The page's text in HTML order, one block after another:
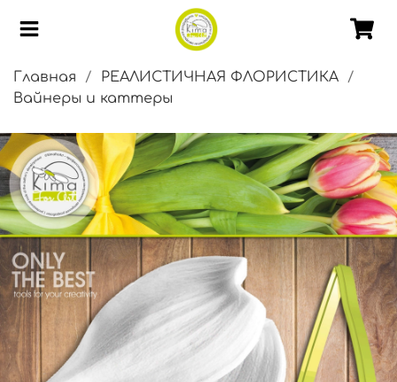
Главная
РЕАЛИСТИЧНАЯ ФЛОРИСТИКА
Вайнеры и каттеры